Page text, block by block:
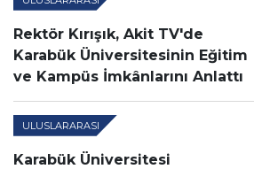
Rektör Kırışık, Akit TV'de
Karabük Üniversitesinin Eğitim
ve Kampüs İmkânlarını Anlattı
ULUSLARARASI
Karabük Üniversitesi